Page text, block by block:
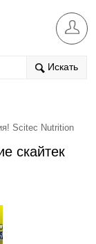
Искать
Scitec Nutrition
скайтек